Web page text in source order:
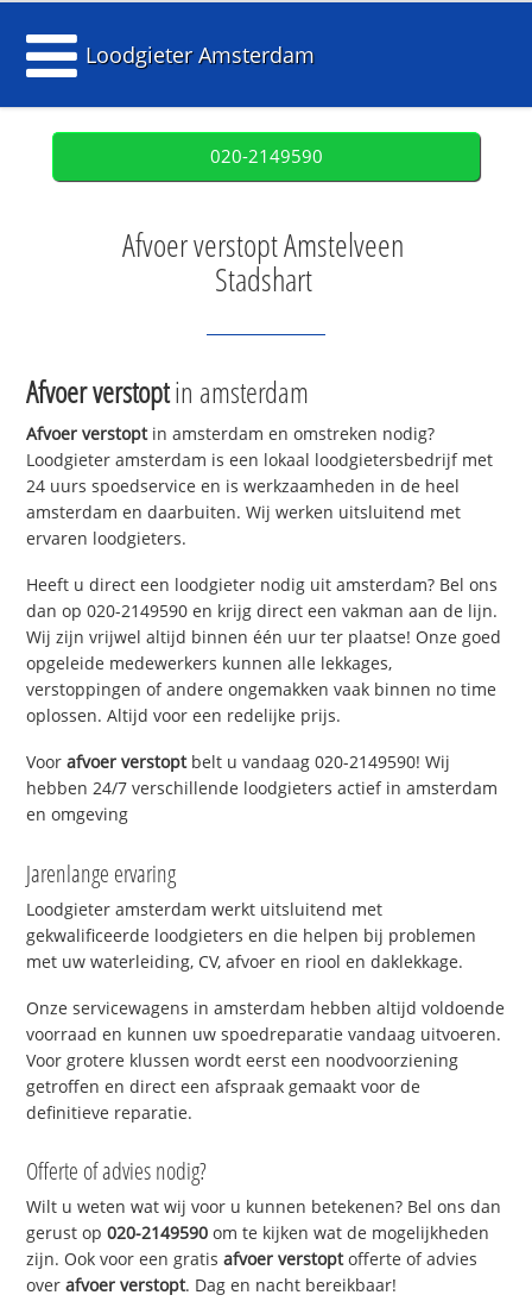
Loodgieter Amsterdam
020-2149590
Afvoer verstopt Amstelveen
Stadshart
Afvoer verstoptin amsterdam
Afvoer verstoptin amsterdam en omstreken nodig?
Loodgieter amsterdam is een lokaal loodgietersbedrijf met
24 uurs spoedservice en is werkzaamheden in de heel
amsterdam en daarbuiten. Wij werken uitsluitend met
ervaren loodgieters.
Heeft u direct een loodgieter nodig uit amsterdam? Bel ons
dan op 020-2149590 en krijg direct een vakman aan de lijn.
Wij zijn vrijwel altijd binnen één uur ter plaatse! Onze goed
opgeleide medewerkers kunnen alle lekkages,
verstoppingen of andere ongemakken vaak binnen no time
oplossen. Altijd voor een redelijke prijs.
Voorafvoer verstoptbelt u vandaag 020-2149590! Wij
hebben 24/7 verschillende loodgieters actief in amsterdam
en omgeving
Jarenlange ervaring
Loodgieter amsterdam werkt uitsluitend met
gekwalificeerde loodgieters en die helpen bij problemen
met uw waterleiding, CV, afvoer en riool en daklekkage.
Onze servicewagens in amsterdam hebben altijd voldoende
voorraad en kunnen uw spoedreparatie vandaag uitvoeren.
Voor grotere klussen wordt eerst een noodvoorziening
getroffen en direct een afspraak gemaakt voor de
definitieve reparatie.
Offerte of advies nodig?
Wilt u weten wat wij voor u kunnen betekenen? Bel ons dan
gerust op020-2149590 om te kijken wat de mogelijkheden
zijn. Ook voor een gratisafvoer verstoptofferte of advies
overafvoer verstopt. Dag en nacht bereikbaar!